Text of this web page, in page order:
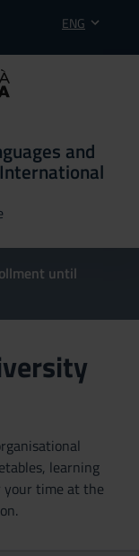
ENG
and
until
learning
your time at the